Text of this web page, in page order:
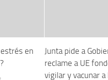
en
Junta pide a
reclame a UE
vigilar y vacunar a